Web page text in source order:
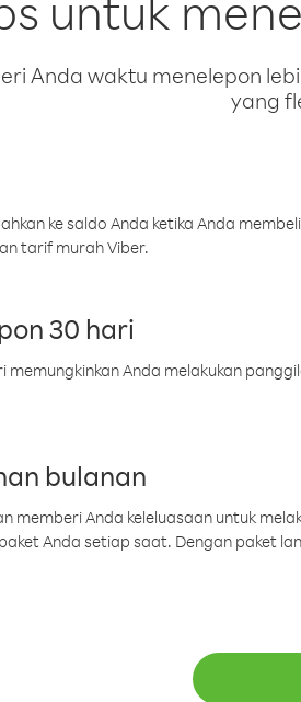
Anda waktu menelepon
yang
ke saldo Anda ketika Anda
tarif murah Viber.
30 hari
memungkinkan Anda melakukan
bulanan
memberi Anda keleluasaan untuk
Anda setiap saat. Dengan paket